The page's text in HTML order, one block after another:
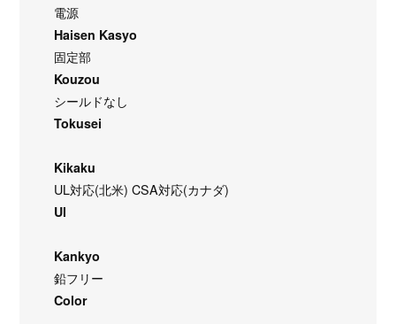
電源
Haisen Kasyo
固定部
Kouzou
シールドなし
Tokusei
Kikaku
UL対応(北米) CSA対応(カナダ)
Ul
Kankyo
鉛フリー
Color